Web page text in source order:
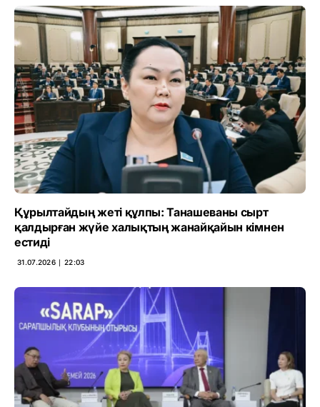
Құрылтайдың жеті құлпы: Танашеваны сырт
қалдырған жүйе халықтың жанайқайын кімнен
естиді
31.07.2026 ∣ 22:03